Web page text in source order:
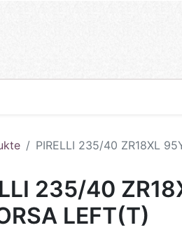
PIRELLI 235/40 ZR18XL
235/40
LEFT(T)